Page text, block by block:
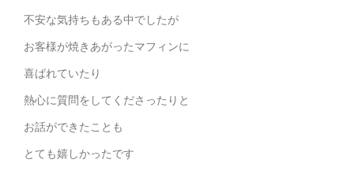
不安な気持ちもある中でしたが
お客様が焼きあがったマフィンに
喜ばれていたり
熱心に質問をしてくださったりと
お話ができたことも
とても嬉しかったです